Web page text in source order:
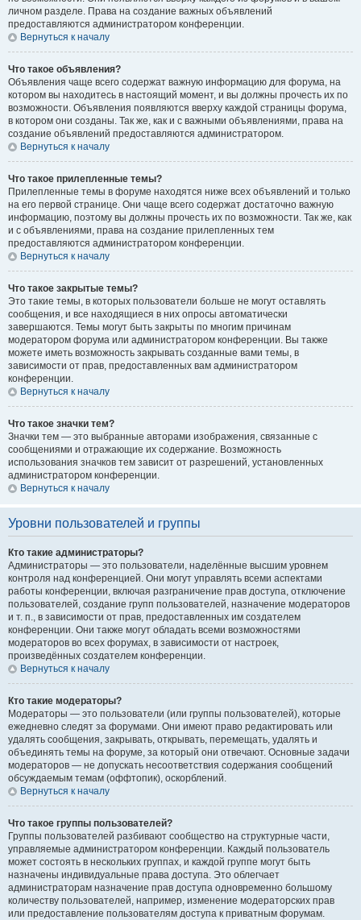
личном разделе. Права на создание важных объявлений
предоставляются администратором конференции.
Вернуться к началу
Что такое объявления?
Объявления чаще всего содержат важную информацию для форума, на
котором вы находитесь в настоящий момент, и вы должны прочесть их по
возможности. Объявления появляются вверху каждой страницы форума,
в котором они созданы. Так же, как и с важными объявлениями, права на
создание объявлений предоставляются администратором.
Вернуться к началу
Что такое прилепленные темы?
Прилепленные темы в форуме находятся ниже всех объявлений и только
на его первой странице. Они чаще всего содержат достаточно важную
информацию, поэтому вы должны прочесть их по возможности. Так же, как
и с объявлениями, права на создание прилепленных тем
предоставляются администратором конференции.
Вернуться к началу
Что такое закрытые темы?
Это такие темы, в которых пользователи больше не могут оставлять
сообщения, и все находящиеся в них опросы автоматически
завершаются. Темы могут быть закрыты по многим причинам
модератором форума или администратором конференции. Вы также
можете иметь возможность закрывать созданные вами темы, в
зависимости от прав, предоставленных вам администратором
конференции.
Вернуться к началу
Что такое значки тем?
Значки тем — это выбранные авторами изображения, связанные с
сообщениями и отражающие их содержание. Возможность
использования значков тем зависит от разрешений, установленных
администратором конференции.
Вернуться к началу
Уровни пользователей и группы
Кто такие администраторы?
Администраторы — это пользователи, наделённые высшим уровнем
контроля над конференцией. Они могут управлять всеми аспектами
работы конференции, включая разграничение прав доступа, отключение
пользователей, создание групп пользователей, назначение модераторов
и т. п., в зависимости от прав, предоставленных им создателем
конференции. Они также могут обладать всеми возможностями
модераторов во всех форумах, в зависимости от настроек,
произведённых создателем конференции.
Вернуться к началу
Кто такие модераторы?
Модераторы — это пользователи (или группы пользователей), которые
ежедневно следят за форумами. Они имеют право редактировать или
удалять сообщения, закрывать, открывать, перемещать, удалять и
объединять темы на форуме, за который они отвечают. Основные задачи
модераторов — не допускать несоответствия содержания сообщений
обсуждаемым темам (оффтопик), оскорблений.
Вернуться к началу
Что такое группы пользователей?
Группы пользователей разбивают сообщество на структурные части,
управляемые администратором конференции. Каждый пользователь
может состоять в нескольких группах, и каждой группе могут быть
назначены индивидуальные права доступа. Это облегчает
администраторам назначение прав доступа одновременно большому
количеству пользователей, например, изменение модераторских прав
или предоставление пользователям доступа к приватным форумам.